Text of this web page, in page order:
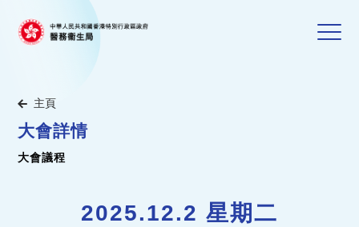
主頁
大會詳情
大會議程
2025.12.2 星期二